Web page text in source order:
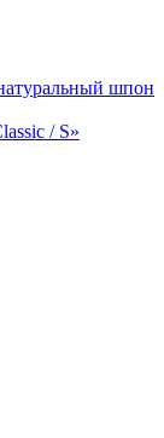
шпон
/ S»